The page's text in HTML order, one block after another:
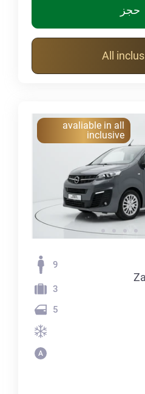
حجز
All
avaliable in all
inclusive
9
3
5